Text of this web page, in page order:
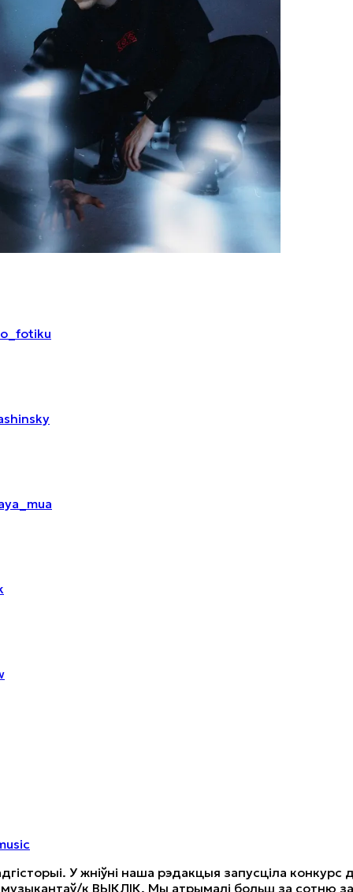
У жніўні наша рэдакцыя запусціла конкурс
музыкантаў/к ВЫКЛІК. Мы атрымалі больш за сотню